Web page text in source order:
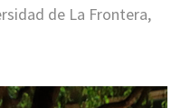
de La Frontera,